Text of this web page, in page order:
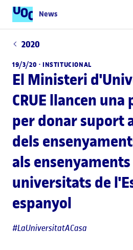
News
2020
19/3/20 · INSTITUCIONAL
El Ministeri
CRUE llancen
per donar suport
dels
als
universitats de
espanyol
#LaUniversitatACasa